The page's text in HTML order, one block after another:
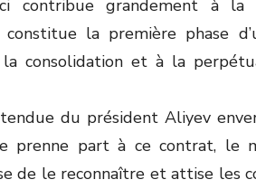
contribue grandement à
constitue la première phase
la consolidation et à la
du président Aliyev
prenne part à ce contrat, le
de le reconnaître et attise les